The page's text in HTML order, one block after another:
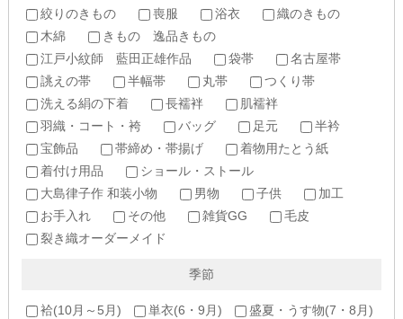
絞りのきもの
喪服 浴衣
織のきもの
木綿
きもの 逸品きもの
江戸小紋師 藍田正雄作品
袋帯
名古屋帯
誂えの帯
半幅帯 丸帯
つくり帯
洗える絹の下着
長襦袢
肌襦袢
羽織・コート・袴
バッグ 足元
半衿
宝飾品
帯締め・帯揚げ
着物用たとう紙
着付け用品
ショール・ストール
大島律子作 和装小物
男物 子供
加工
お手入れ
その他 雑貨GG
毛皮
裂き織オーダーメイド
季節
袷(10月～5月) 単衣(6・9月) 盛夏・うす物(7・8月)